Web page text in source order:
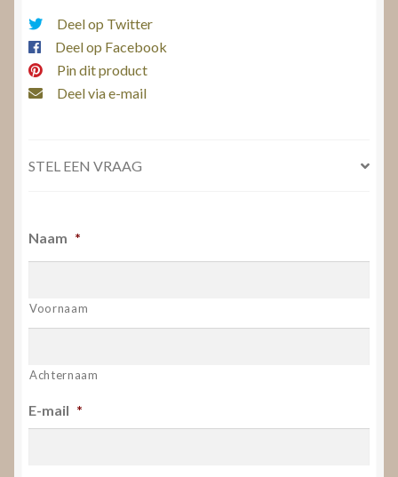
Deel op Twitter
Deel op Facebook
Pin dit product
Deel via e-mail
STEL EEN VRAAG
Naam *
Voornaam
Achternaam
E-mail *